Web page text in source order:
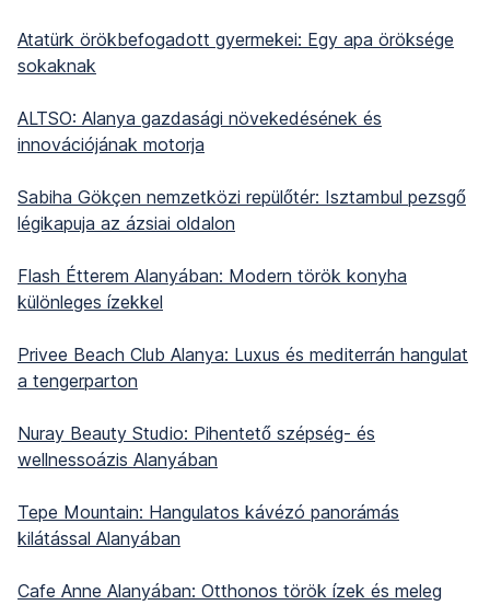
Atatürk örökbefogadott gyermekei: Egy apa öröksége
sokaknak
ALTSO: Alanya gazdasági növekedésének és
innovációjának motorja
Sabiha Gökçen nemzetközi repülőtér: Isztambul pezsgő
légikapuja az ázsiai oldalon
Flash Étterem Alanyában: Modern török konyha
különleges ízekkel
Privee Beach Club Alanya: Luxus és mediterrán hangulat
a tengerparton
Nuray Beauty Studio: Pihentető szépség- és
wellnessoázis Alanyában
Tepe Mountain: Hangulatos kávézó panorámás
kilátással Alanyában
Cafe Anne Alanyában: Otthonos török ízek és meleg